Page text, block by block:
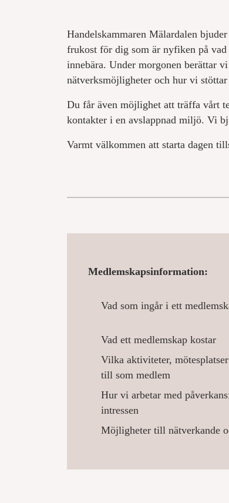
Handelskammaren Mälardalen
frukost för dig som är nyfiken på vad
innebära. Under morgonen berättar
nätverksmöjligheter och hur vi
Du får även möjlighet att träffa vårt
kontakter i en avslappnad miljö. Vi
Varmt välkommen att starta dagen
Medlemskapsinformation:
Vad som ingår i ett
Vad ett medlemskap kostar
Vilka aktiviteter,
till som medlem
Hur vi arbetar med
intressen
Möjligheter till nätverkande